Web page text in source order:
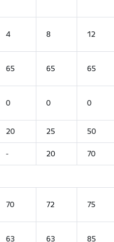
4 8 12
65 65 65
0 0 0
20 25 50
- 20 70
70 72 75
63 63 85